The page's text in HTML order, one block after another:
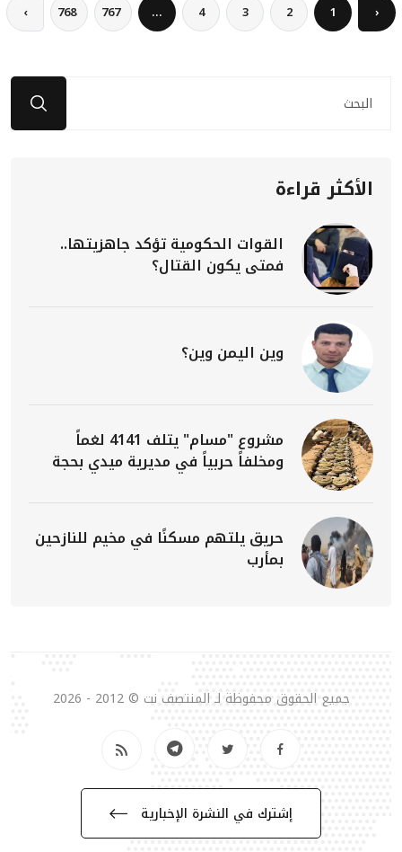
‹
1
2
3
4
...
767
768
›
الأكثر قراءة
القوات الحكومية تؤكد جاهزيتها..
فمتى يكون القتال؟
وين اليمن وين؟
مشروع "مسام" يتلف 4141 لغماً
ومخلفاً حربياً في مديرية ميدي بحجة
حريق يلتهم مسكنًا في مخيم للنازحين
بمأرب
جميع الحقوق محفوظة لـ المنتصف نت © 2012 - 2026
إشترك في النشرة الإخبارية